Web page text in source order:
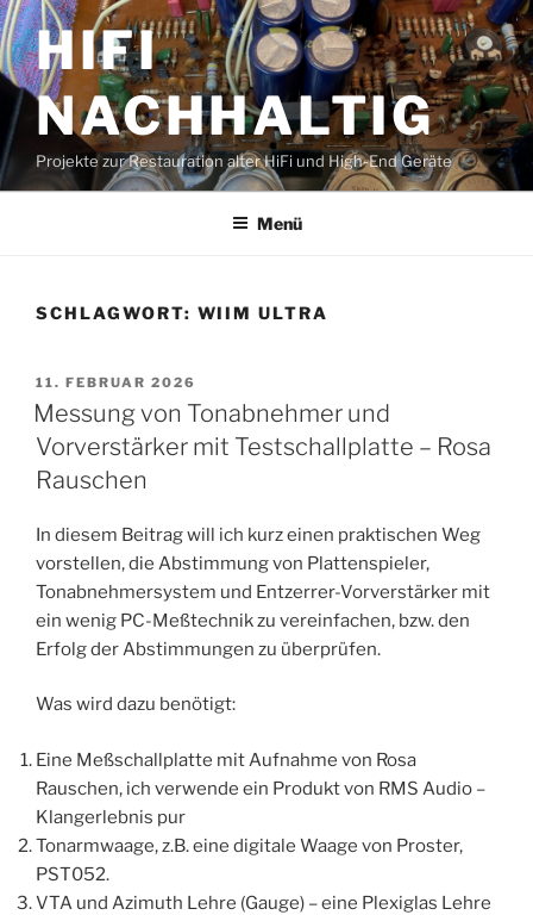
Zum
Inhalt
springenHIFI
NACHHALTIG
Projekte zur Restauration alter HiFi und High-End Geräte
Menü
SCHLAGWORT: WIIM ULTRA
VERÖFFENTLICHT
AM
11. FEBRUAR 2026
Messung von Tonabnehmer und
Vorverstärker mit Testschallplatte – Rosa
Rauschen
In diesem Beitrag will ich kurz einen praktischen Weg
vorstellen, die Abstimmung von Plattenspieler,
Tonabnehmersystem und Entzerrer-Vorverstärker mit
ein wenig PC-Meßtechnik zu vereinfachen, bzw. den
Erfolg der Abstimmungen zu überprüfen.
Was wird dazu benötigt:
Eine Meßschallplatte mit Aufnahme von Rosa
Rauschen, ich verwende ein Produkt von RMS Audio –
Klangerlebnis pur
Tonarmwaage, z.B. eine digitale Waage von Proster,
PST052.
VTA und Azimuth Lehre (Gauge) – eine Plexiglas Lehre